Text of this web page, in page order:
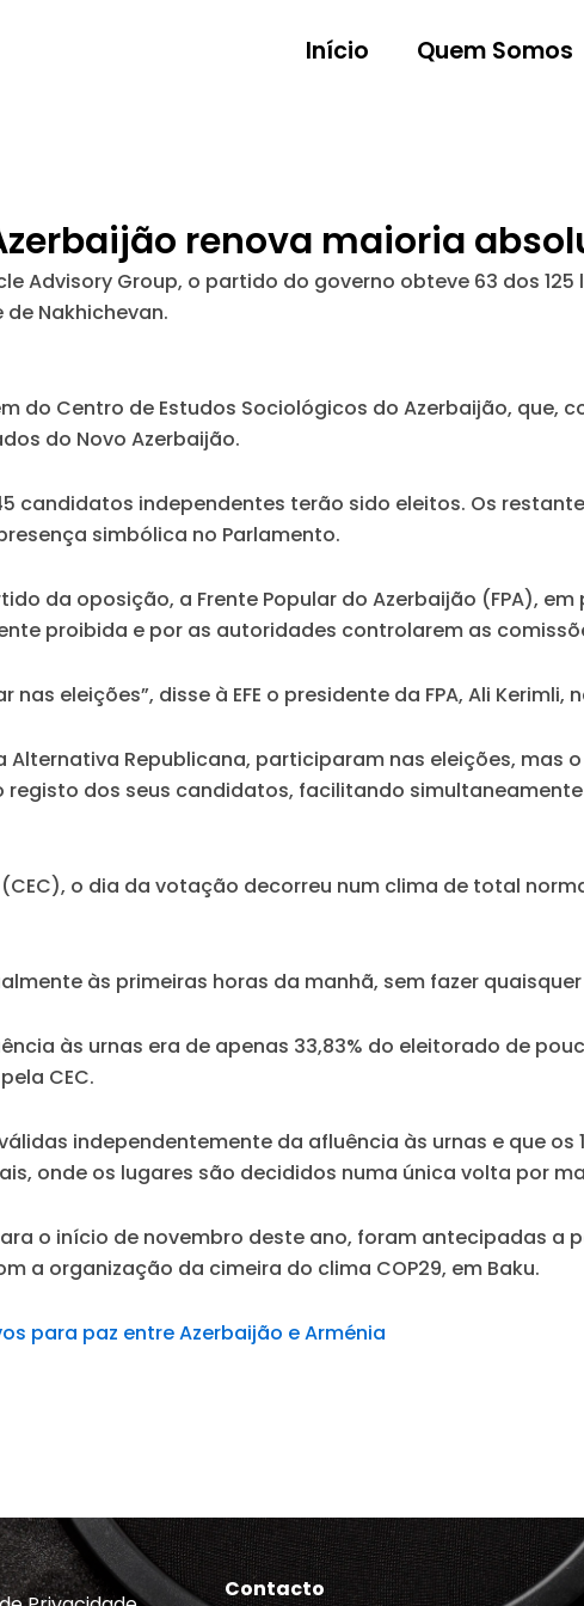
Início Quem Somos
renova maioria
Advisory Group, o partido do governo obteve 63 dos
Nakhichevan.
do Centro de Estudos Sociológicos do Azerbaijão, que,
do Novo Azerbaijão.
candidatos independentes terão sido eleitos. Os
simbólica no Parlamento.
da oposição, a Frente Popular do Azerbaijão (FPA),
proibida e por as autoridades controlarem as
eleições”, disse à EFE o presidente da FPA, Ali Kerimli,
Republicana, participaram nas eleições, mas
dos seus candidatos, facilitando
o dia da votação decorreu num clima de total
às primeiras horas da manhã, sem fazer
às urnas era de apenas 33,83% do eleitorado de
CEC.
independentemente da afluência às urnas e que
onde os lugares são decididos numa única volta por
o início de novembro deste ano, foram antecipadas a
a organização da cimeira do clima COP29, em Baku.
para paz entre Azerbaijão e Arménia
Contacto